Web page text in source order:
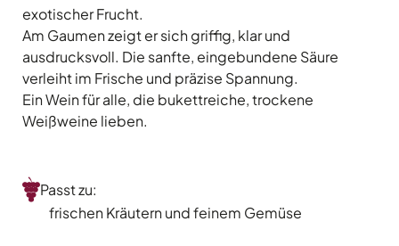
exotischer Frucht.
Am Gaumen zeigt er sich griffig, klar und
ausdrucksvoll. Die sanfte, eingebundene Säure
verleiht im Frische und präzise Spannung.
Ein Wein für alle, die bukettreiche, trockene
Weißweine lieben.
Passt zu:
frischen Kräutern und feinem Gemüse